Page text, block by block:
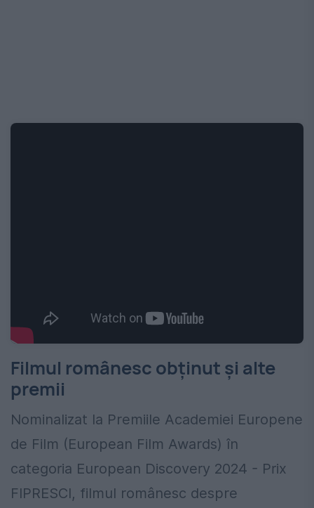
Filmul românesc obținut și alte
premii
Nominalizat la Premiile Academiei Europene
de Film (European Film Awards) în
categoria European Discovery 2024 - Prix
FIPRESCI, filmul românesc despre